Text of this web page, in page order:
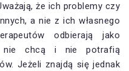
że ich problemy czy
a nie z ich własnego
odbierają jako
nie chcą i nie potrafią
Jeżeli znajdą się jednak